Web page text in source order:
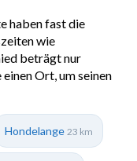
haben fast die
wie
beträgt nur
Ort, um seinen
Hondelange 23 km